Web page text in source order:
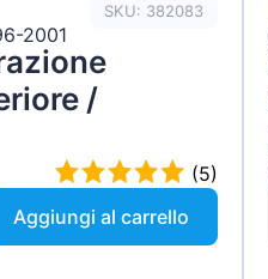
SKU: 382083
2001
/
(5)
Aggiungi al carrello